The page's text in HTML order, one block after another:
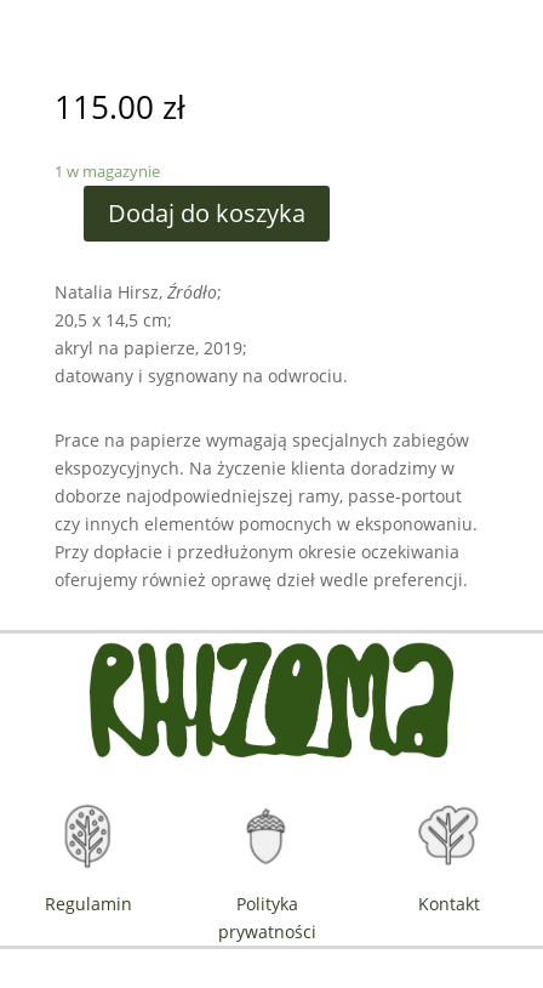
115.00 zł
1 w magazynie
Dodaj do koszyka
Natalia Hirsz, Źródło;
20,5 x 14,5 cm;
akryl na papierze, 2019;
datowany i sygnowany na odwrociu.
Prace na papierze wymagają specjalnych zabiegów
ekspozycyjnych. Na życzenie klienta doradzimy w
doborze najodpowiedniejszej ramy, passe-portout
czy innych elementów pomocnych w eksponowaniu.
Przy dopłacie i przedłużonym okresie oczekiwania
oferujemy również oprawę dzieł wedle preferencji.
Regulamin
Polityka
prywatności
Kontakt